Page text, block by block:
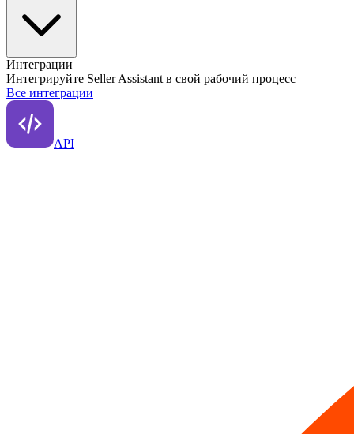
Интеграции
Интегрируйте Seller Assistant в свой рабочий процесс
Все интеграции
API